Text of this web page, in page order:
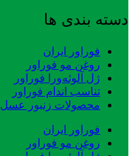
دسته بندی ها
فوراور ایران
روغن مو فوراور
ژل آلوئه‌ورا فوراور
تناسب اندام فوراور
محصولات زنبور عسل
فوراور ایران
روغن مو فوراور